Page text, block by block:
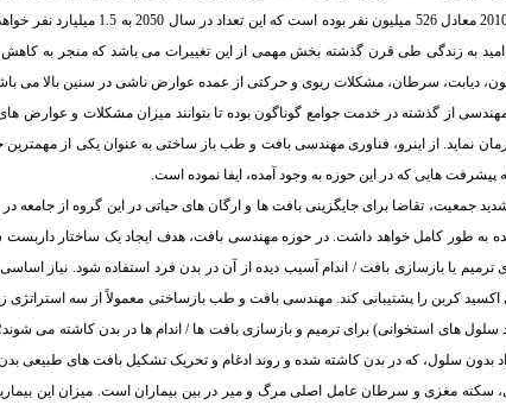
جهانی، تعداد افراد بالای 65 سال
به زندگی طی قرن گذشته بخش مهمی از این تغییرات می باشد که منجر به کاهش
دیابت، سرطان، مشکلات ریوی و حرکتی از عمده عوارض ناشی در سنین بالا می
از گذشته در خدمت جوامع گوناگون بوده تا بتوانند میزان مشکلات و عوارض
درمان نماید. از این­رو، فناوری مهندسی بافت و طب باز ساختی به عنوان یکی از
هایی که در این حوزه به وجود آمده، ایفا نموده است.
جمعیت، تقاضا برای جایگزینی بافت ها و ارگان های حیاتی در این گروه از
به طور کامل خواهد داشت. در حوزه مهندسی بافت، هدف ایجاد یک ساختار
یا بازسازی بافت / اندام آسیب دیده از آن در بدن فرد استفاده شود. نیاز
سکته مغزی و سرطان عامل اصلی مرگ و میر در بین بیماران است. میزان این